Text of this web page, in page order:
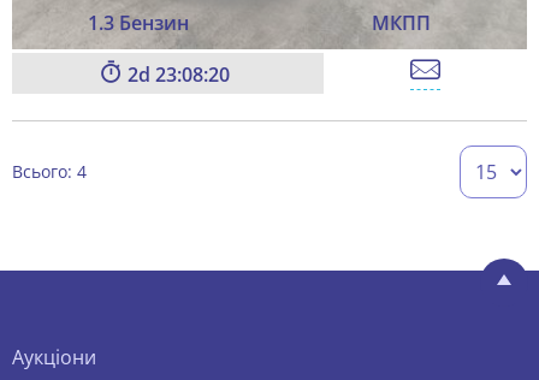
1.3 Бензин
МКПП
2 23:08:20
Всього: 4
Аукціони